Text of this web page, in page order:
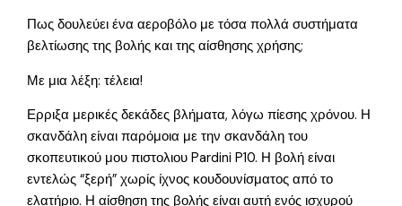
Πως δουλεύει ένα αεροβόλο με τόσα πολλά συστήματα
βελτίωσης της βολής και της αίσθησης χρήσης;
Με μια λέξη: τέλεια!
Ερριξα μερικές δεκάδες βλήματα, λόγω πίεσης χρόνου. Η
σκανδάλη είναι παρόμοια με την σκανδάλη του
σκοπευτικού μου πιστολιου Pardini P10. Η βολή είναι
εντελώς “ξερή” χωρίς ίχνος κουδουνίσματος από το
ελατήριο. Η αίσθηση της βολής είναι αυτή ενός ισχυρού